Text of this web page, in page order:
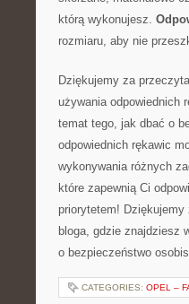
którą wykonujesz.‌
rozmiaru, aby nie
Dziękujemy za
używania odpowiednich
‌temat tego, jak dbać⁣ o
odpowiednich rękawic
wykonywania różnych
‌które zapewnią‍ Ci
priorytetem!
bloga, gdzie znajdziesz
o bezpieczeństwo
CATEGORIES: OPEL –